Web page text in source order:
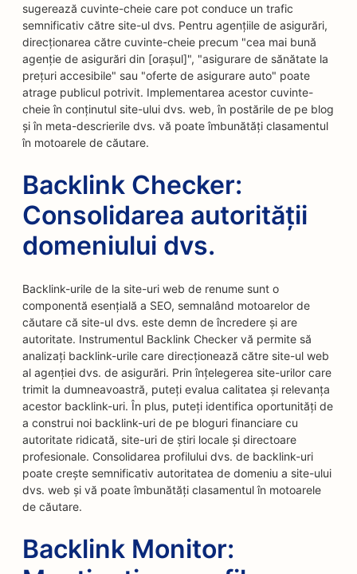
sugerează cuvinte-cheie care pot conduce un trafic
semnificativ către site-ul dvs. Pentru agențiile de asigurări,
direcționarea către cuvinte-cheie precum "cea mai bună
agenție de asigurări din [orașul]", "asigurare de sănătate la
prețuri accesibile" sau "oferte de asigurare auto" poate
atrage publicul potrivit. Implementarea acestor cuvinte-
cheie în conținutul site-ului dvs. web, în postările de pe blog
și în meta-descrierile dvs. vă poate îmbunătăți clasamentul
în motoarele de căutare.
Backlink Checker:
Consolidarea autorității
domeniului dvs.
Backlink-urile de la site-uri web de renume sunt o
componentă esențială a SEO, semnalând motoarelor de
căutare că site-ul dvs. este demn de încredere și are
autoritate. Instrumentul Backlink Checker vă permite să
analizați backlink-urile care direcționează către site-ul web
al agenției dvs. de asigurări. Prin înțelegerea site-urilor care
trimit la dumneavoastră, puteți evalua calitatea și relevanța
acestor backlink-uri. În plus, puteți identifica oportunități de
a construi noi backlink-uri de pe bloguri financiare cu
autoritate ridicată, site-uri de știri locale și directoare
profesionale. Consolidarea profilului dvs. de backlink-uri
poate crește semnificativ autoritatea de domeniu a site-ului
dvs. web și vă poate îmbunătăți clasamentul în motoarele
de căutare.
Backlink Monitor: